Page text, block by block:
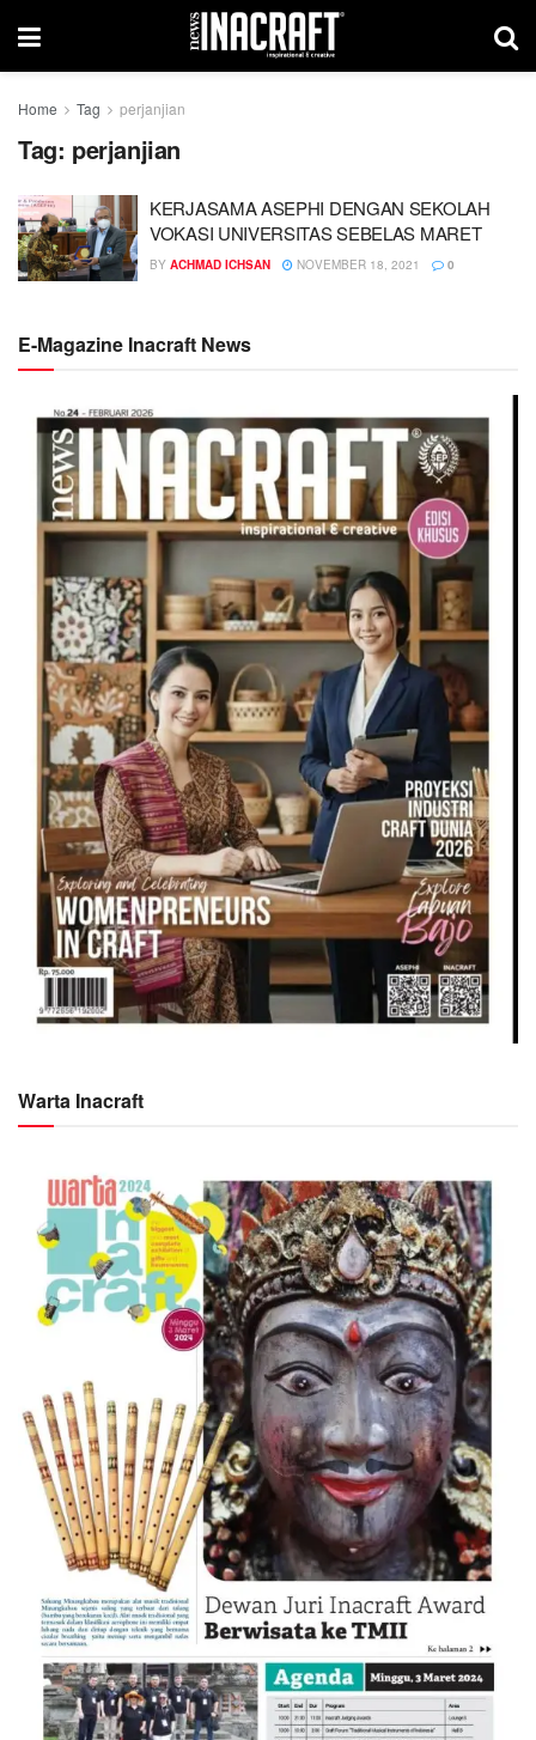
Home Tag perjanjian
Tag: perjanjian
KERJASAMA ASEPHI DENGAN SEKOLAH
VOKASI UNIVERSITAS SEBELAS MARET
BY ACHMAD ICHSAN NOVEMBER 18, 2021 0
E-Magazine Inacraft News
Warta Inacraft